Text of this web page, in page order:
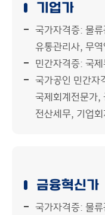
기업가
국가자격증: 물
유통관리사, 무역
민간자격증: 국
국가공인 민간자
국제회계전문가,
전산세무, 기업회
금융혁신가
국가자격증: 물